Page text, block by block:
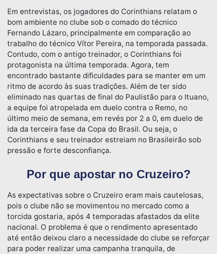
Em entrevistas, os jogadores do Corinthians relatam o
bom ambiente no clube sob o comado do técnico
Fernando Lázaro, principalmente em comparação ao
trabalho do técnico Vítor Pereira, na temporada passada.
Contudo, com o antigo treinador, o Corinthians foi
protagonista na última temporada. Agora, tem
encontrado bastante dificuldades para se manter em um
ritmo de acordo às suas tradições. Além de ter sido
eliminado nas quartas de final do Paulistão para o Ituano,
a equipe foi atropelada em duelo contra o Remo, no
último meio de semana, em revés por 2 a 0, em duelo de
ida da terceira fase da Copa do Brasil. Ou seja, o
Corinthians e seu treinador estreiam no Brasileirão sob
pressão e forte desconfiança.
Por que apostar no Cruzeiro?
As expectativas sobre o Cruzeiro eram mais cautelosas,
pois o clube não se movimentou no mercado como a
torcida gostaria, após 4 temporadas afastados da elite
nacional. O problema é que o rendimento apresentado
até então deixou claro a necessidade do clube se reforçar
para poder realizar uma campanha tranquila, de